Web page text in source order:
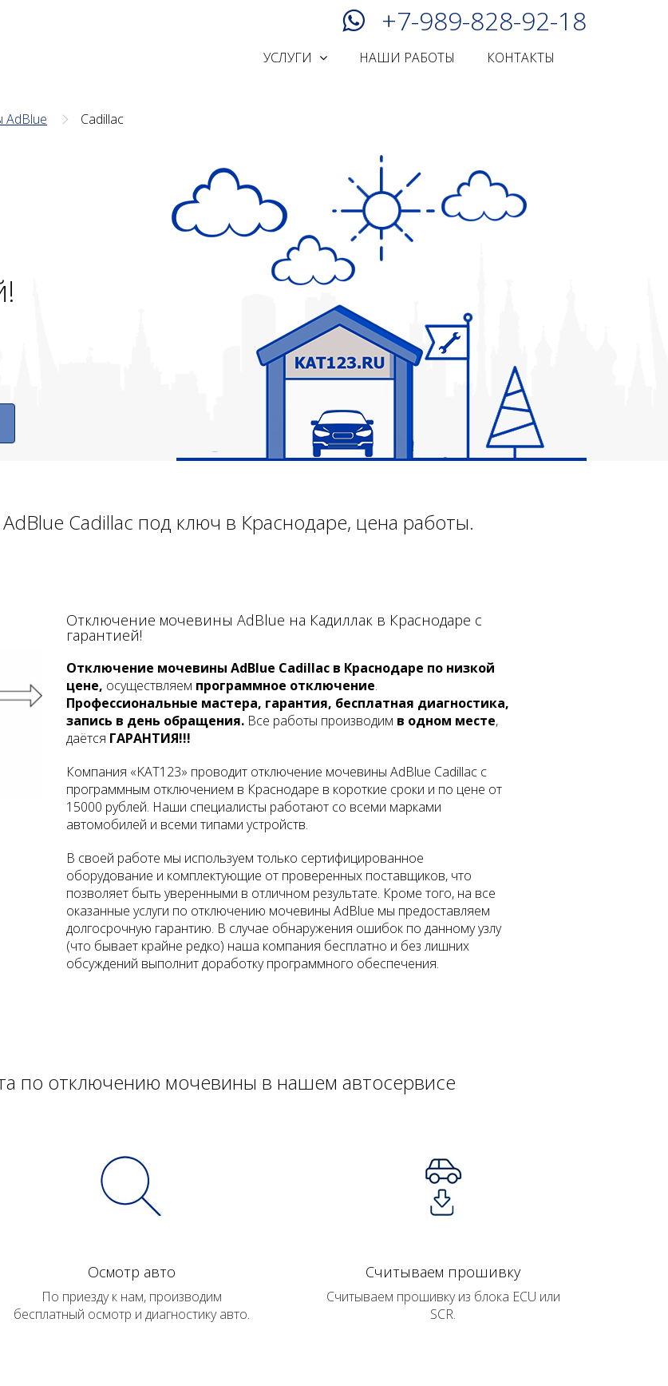
+7-989-828-92-18
УСЛУГИ НАШИ РАБОТЫ КОНТАКТЫ
AdBlue Cadillac
Cadillac под ключ в Краснодаре, цена работы.
Отключение мочевины AdBlue на Кадиллак в Краснодаре с
гарантией!
Отключение мочевины AdBlue Cadillac в Краснодаре по низкой
цене, осуществляем программное отключение.
Профессиональные мастера, гарантия, бесплатная диагностика,
запись в день обращения.Все работы производим в одном месте,
даётся ГАРАНТИЯ!!!
Компания «KAT123» проводит отключение мочевины AdBlue Cadillac с
программным отключением в Краснодаре в короткие сроки и по цене от
15000 рублей. Наши специалисты работают со всеми марками
автомобилей и всеми типами устройств.
В своей работе мы используем только сертифицированное
оборудование и комплектующие от проверенных поставщиков, что
позволяет быть уверенными в отличном результате. Кроме того, на все
оказанные услуги по отключению мочевины AdBlue мы предоставляем
долгосрочную гарантию. В случае обнаружения ошибок по данному узлу
(что бывает крайне редко) наша компания бесплатно и без лишних
обсуждений выполнит доработку программного обеспечения.
по отключению мочевины в нашем автосервисе
Осмотр авто
По приезду к нам, производим
бесплатный осмотр и диагностику авто.
Считываем прошивку
Считываем прошивку из блока ECU или
SCR.